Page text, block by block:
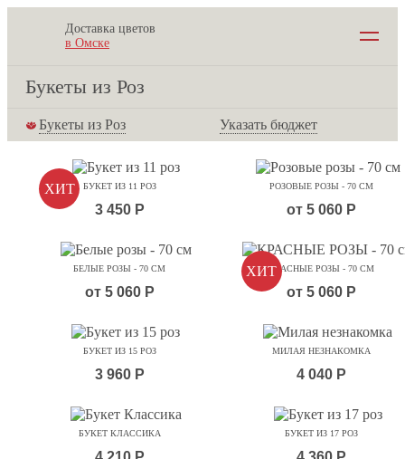
Доставка цветов
в Омске
Букеты из Роз
Букеты из Роз Указать бюджет
ХИТ БУКЕТ ИЗ 11 РОЗ
3 450 Р
РОЗОВЫЕ РОЗЫ - 70 СМ
от 5 060 Р
БЕЛЫЕ РОЗЫ - 70 СМ
от 5 060 Р
ХИТКРАСНЫЕ РОЗЫ - 70 СМ
от 5 060 Р
БУКЕТ ИЗ 15 РОЗ
3 960 Р
МИЛАЯ НЕЗНАКОМКА
4 040 Р
БУКЕТ КЛАССИКА БУКЕТ ИЗ 17 РОЗ